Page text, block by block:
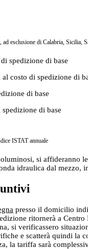
esclusione di Calabria, Sicilia,
spedizione di base
costo di spedizione di
di base
di base
ISTAT annuale
si affideranno
idraulica dal mezzo,
presso il domicilio
ritornerà a
si verificassero
e scatterà quindi la
la tariffa sarà